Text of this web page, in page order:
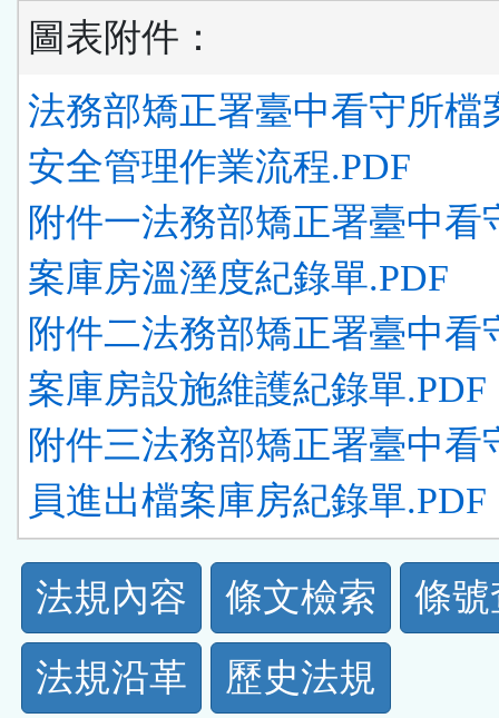
圖表附件：
法務部矯正署臺中看守所檔
安全管理作業流程.PDF
附件一法務部矯正署臺中看
案庫房溫溼度紀錄單.PDF
附件二法務部矯正署臺中看
案庫房設施維護紀錄單.PDF
附件三法務部矯正署臺中看
員進出檔案庫房紀錄單.PDF
法
規
功
法規內容 條文檢索
條
法規沿革
歷史法規